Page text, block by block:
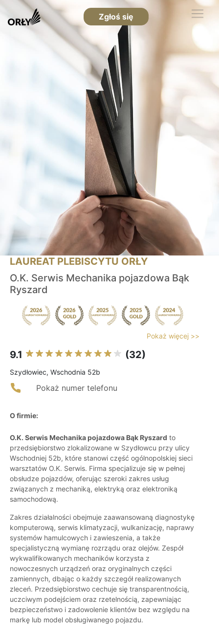
Zgłoś się
LAUREAT PLEBISCYTU ORŁY
O.K. Serwis Mechanika pojazdowa Bąk
Ryszard
Pokaż więcej >>
9.1 (32)
Szydłowiec, Wschodnia 52b
Pokaż numer telefonu
O firmie:
O.K. Serwis Mechanika pojazdowa Bąk Ryszard to
przedsiębiorstwo zlokalizowane w Szydłowcu przy ulicy
Wschodniej 52b, które stanowi część ogólnopolskiej sieci
warsztatów O.K. Serwis. Firma specjalizuje się w pełnej
obsłudze pojazdów, oferując szeroki zakres usług
związanych z mechaniką, elektryką oraz elektroniką
samochodową.
Zakres działalności obejmuje zaawansowaną diagnostykę
komputerową, serwis klimatyzacji, wulkanizację, naprawy
systemów hamulcowych i zawieszenia, a także
specjalistyczną wymianę rozrządu oraz olejów. Zespół
wykwalifikowanych mechaników korzysta z
nowoczesnych urządzeń oraz oryginalnych części
zamiennych, dbając o każdy szczegół realizowanych
zleceń. Przedsiębiorstwo cechuje się transparentnością,
uczciwym podejściem oraz rzetelnością, zapewniając
bezpieczeństwo i zadowolenie klientów bez względu na
markę lub model obsługiwanego pojazdu.